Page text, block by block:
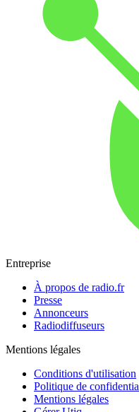
Entreprise
À propos de radio.fr
Presse
Annonceurs
Radiodiffuseurs
Mentions légales
Conditions d'utilisation
Politique de
Mentions légales